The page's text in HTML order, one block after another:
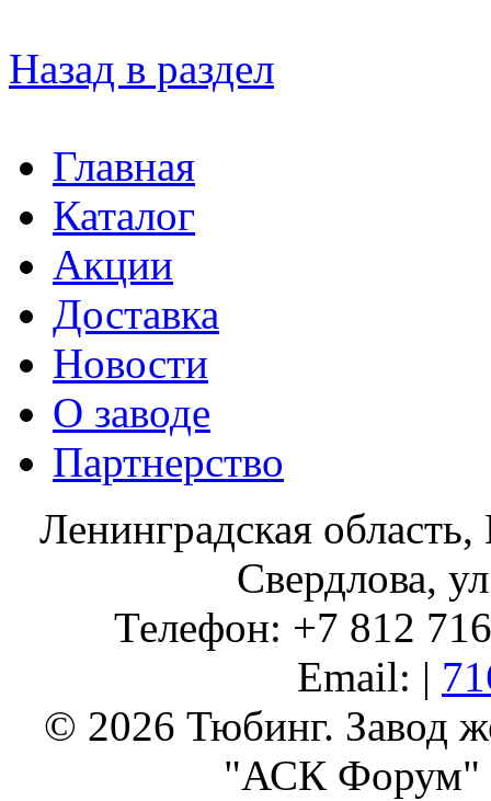
Назад в раздел
Главная
Каталог
Акции
Доставка
Новости
О заводе
Партнерство
Ленинградская
Свердлова,
Телефон: +7 812
Email: |
© 2026 Тюбинг. Завод
"АСК Форум"